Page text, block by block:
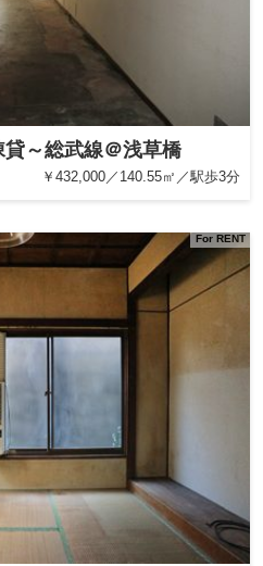
～総武線＠浅草橋
￥432,000／140.55㎡／駅歩3分
For RENT